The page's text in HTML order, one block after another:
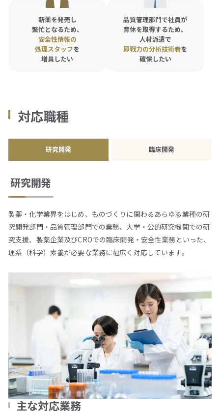
資料ダウンロード
採用情報
新薬を発売し
繁忙となるため、
安全性情報の
処理スタッフを
増員したい
品質管理部門で社員が
育休を取得するため、
人材派遣で
即戦力の分析技術者を
確保したい
対応職種
研究開発 臨床開発
研究開発
製薬・化学業界をはじめ、ものづくりに関わるあらゆる業種の研
究開発部門・品質管理部門での業務、大学・公的研究機関での研
究支援、製薬企業及びCROでの臨床開発・安全性業務といった、
理系（科学）素養が必要な業務に幅広く対応しています。
主な対応業務